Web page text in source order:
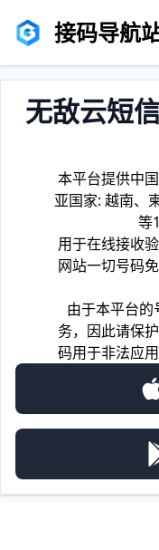
接码导航
无敌云短
本平台提供中
亚国家: 越南、
等
用于在线接收
网站一切号码
由于本平台
务，因此请保
码用于非法应